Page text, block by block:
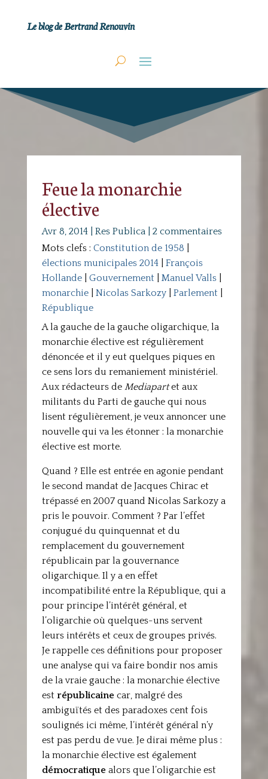
Le blog de Bertrand Renouvin
Feue la monarchie
élective
Avr 8, 2014| Res Publica| 2 commentaires
Mots clefs : Constitution de 1958
élections municipales 2014| François
Hollande| Gouvernement| Manuel Valls|
monarchie| Nicolas Sarkozy| Parlement|
République
A la gauche de la gauche oligarchique, la
monarchie élective est régulièrement
dénoncée et il y eut quelques piques en
ce sens lors du remaniement ministériel.
Aux rédacteurs de Mediapartet aux
militants du Parti de gauche qui nous
lisent régulièrement, je veux annoncer une
nouvelle qui va les étonner : la monarchie
élective est morte.
Quand ? Elle est entrée en agonie pendant
le second mandat de Jacques Chirac et
trépassé en 2007 quand Nicolas Sarkozy a
pris le pouvoir. Comment ? Par l’effet
conjugué du quinquennat et du
remplacement du gouvernement
républicain par la gouvernance
oligarchique. Il y a en effet
incompatibilité entre la République, qui a
pour principe l’intérêt général, et
l’oligarchie où quelques-uns servent
leurs intérêts et ceux de groupes privés.
Je rappelle ces définitions pour proposer
une analyse qui va faire bondir nos amis
de la vraie gauche : la monarchie élective
est républicainecar, malgré des
ambiguïtés et des paradoxes cent fois
soulignés ici même, l’intérêt général n’y
est pas perdu de vue. Je dirai même plus :
la monarchie élective est également
démocratiquealors que l’oligarchie est